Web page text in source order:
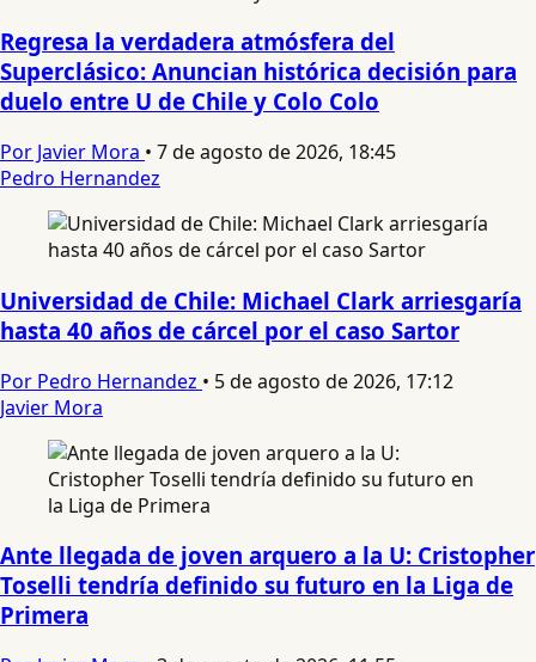
Regresa la verdadera atmósfera del
Superclásico: Anuncian histórica decisión para
duelo entre U de Chile y Colo Colo
Por Javier Mora • 7 de agosto de 2026, 18:45
Pedro Hernandez
Universidad de Chile: Michael Clark arriesgaría
hasta 40 años de cárcel por el caso Sartor
Por Pedro Hernandez • 5 de agosto de 2026, 17:12
Javier Mora
Ante llegada de joven arquero a la U: Cristopher
Toselli tendría definido su futuro en la Liga de
Primera